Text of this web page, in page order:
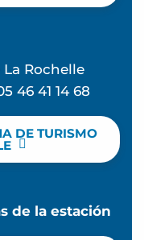
Rochelle
46 41 14 68
DE TURISMO
de la estación